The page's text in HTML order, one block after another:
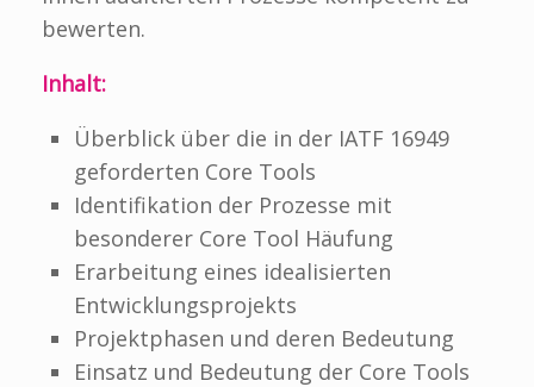
bewerten.
Inhalt:
Überblick über die in der IATF 16949
geforderten Core Tools
Identifikation der Prozesse mit
besonderer Core Tool Häufung
Erarbeitung eines idealisierten
Entwicklungsprojekts
Projektphasen und deren Bedeutung
Einsatz und Bedeutung der Core Tools